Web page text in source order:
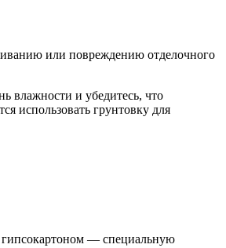
или повреждению отделочного
влажности и убедитесь, что
использовать грунтовку для
гипсокартоном — специальную